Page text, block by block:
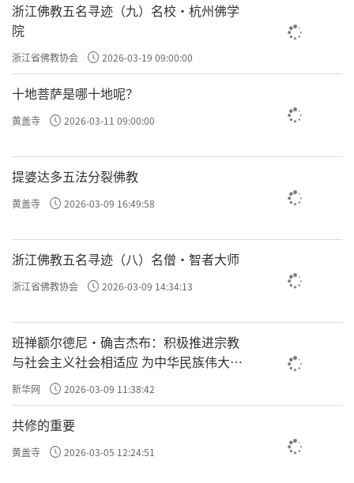
浙江佛教五名寻迹（九）名校·杭州佛学
院
浙江省佛教协会 2026-03-19 09:00:00
十地菩萨是哪十地呢？
黄盖寺 2026-03-11 09:00:00
提婆达多五法分裂佛教
黄盖寺 2026-03-09 16:49:58
浙江佛教五名寻迹（八）名僧·智者大师
浙江省佛教协会 2026-03-09 14:34:13
班禅额尔德尼·确吉杰布：积极推进宗教
与社会主义社会相适应 为中华民族伟大复
兴贡献力量
新华网 2026-03-09 11:38:42
共修的重要
黄盖寺 2026-03-05 12:24:51